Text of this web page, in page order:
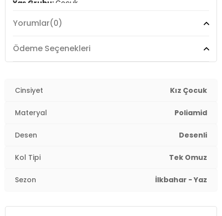
Yaş Grubu:Çocuk
Menşei:Türkiye
Detaylar:UV korumalı, Aşınma ve yıpranmalara karşı
Yorumlar(0)
Ödeme Seçenekleri
Cinsiyet Kız Çocuk
Materyal Poliamid
Desen Desenli
Kol Tipi Tek Omuz
Sezon İlkbahar - Yaz